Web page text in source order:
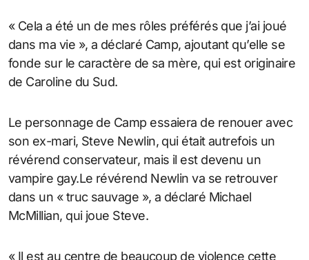
« Cela a été un de mes rôles préférés que j’ai joué
dans ma vie », a déclaré Camp, ajoutant qu’elle se
fonde sur le caractère de sa mère, qui est originaire
de Caroline du Sud.
Le personnage de Camp essaiera de renouer avec
son ex-mari, Steve Newlin, qui était autrefois un
révérend conservateur, mais il est devenu un
vampire gay.Le révérend Newlin va se retrouver
dans un « truc sauvage », a déclaré Michael
McMillian, qui joue Steve.
« Il est au centre de beaucoup de violence cette